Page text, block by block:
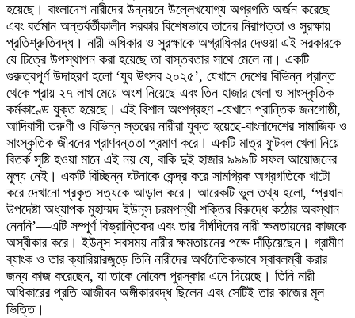
হয়েছে। বাংলাদেশ নারীদের উন্নয়নে উল্লেখযোগ্য অগ্রগতি অর্জন করেছে
এবং বর্তমান অন্তর্বর্তীকালীন সরকার বিশেষভাবে তাদের নিরাপত্তা ও সুরক্ষায়
প্রতিশ্রুতিবদ্ধ। নারী অধিকার ও সুরক্ষাকে অগ্রাধিকার দেওয়া এই সরকারকে
যে চিত্রে উপস্থাপন করা হয়েছে তা বাস্তবতার সাথে মেলে না। একটি
গুরুত্বপূর্ণ উদাহরণ হলো ‘যুব উৎসব ২০২৫’, যেখানে দেশের বিভিন্ন প্রান্ত
থেকে প্রায় ২৭ লাখ মেয়ে অংশ নিয়েছে এবং তিন হাজার খেলা ও সাংস্কৃতিক
কর্মকাণ্ডে যুক্ত হয়েছে। এই বিশাল অংশগ্রহণ -যেখানে প্রান্তিক জনগোষ্ঠী,
আদিবাসী তরুণী ও বিভিন্ন স্তরের নারীরা যুক্ত হয়েছে-বাংলাদেশের সামাজিক ও
সাংস্কৃতিক জীবনের প্রাণবন্ততা প্রমাণ করে। একটি মাত্র ফুটবল খেলা নিয়ে
বিতর্ক সৃষ্টি হওয়া মানে এই নয় যে, বাকি দুই হাজার ৯৯৯টি সফল আয়োজনের
মূল্য নেই। একটি বিচ্ছিন্ন ঘটনাকে কেন্দ্র করে সামগ্রিক অগ্রগতিকে খাটো
করে দেখানো প্রকৃত সত্যকে আড়াল করে। আরেকটি ভুল তথ্য হলো, ‘প্রধান
উপদেষ্টা অধ্যাপক মুহাম্মদ ইউনূস চরমপন্থী শক্তির বিরুদ্ধে কঠোর অবস্থান
নেননি’—এটি সম্পূর্ণ বিভ্রান্তিকর এবং তার দীর্ঘদিনের নারী ক্ষমতায়নের কাজকে
অস্বীকার করে। ইউনূস সবসময় নারীর ক্ষমতায়নের পক্ষে দাঁড়িয়েছেন। গ্রামীণ
ব্যাংক ও তার ক্যারিয়ারজুড়ে তিনি নারীদের অর্থনৈতিকভাবে স্বাবলম্বী করার
জন্য কাজ করেছেন, যা তাকে নোবেল পুরস্কার এনে দিয়েছে। তিনি নারী
অধিকারের প্রতি আজীবন অঙ্গীকারবদ্ধ ছিলেন এবং সেটিই তার কাজের মূল
ভিত্তি।